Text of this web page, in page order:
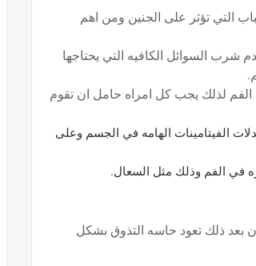
التي تؤثر على الجنين ومن اهم
السوائل الكافيه التي يحتاجها
لذلك يجب كل امراه حامل ان تقوم
الفيتامينات الهامه في الجسم وعلى
في الفم وذلك مثل السعال.
بعد ذلك تعود حاسه التذوق بشكل